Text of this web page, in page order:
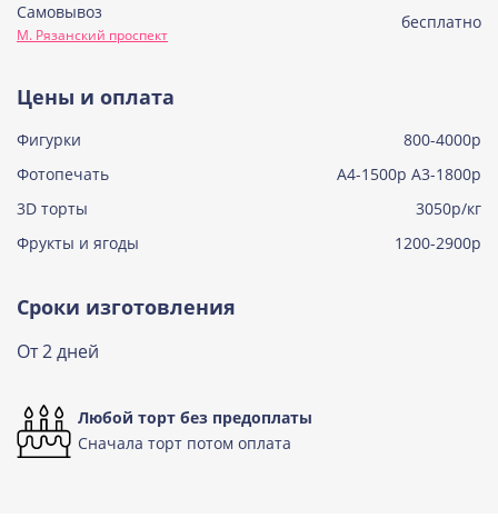
Узнать подробнее о начинке
Самовывоз
М. Рязанский проспект
бесплатно
Цены и оплата
Фигурки
800-4000р
Фотопечать
А4-1500р А3-1800р
3D торты
3050р/кг
Фрукты и ягоды
1200-2900р
Сроки изготовления
От 2 дней
Любой торт без предоплаты
Сначала торт потом оплата